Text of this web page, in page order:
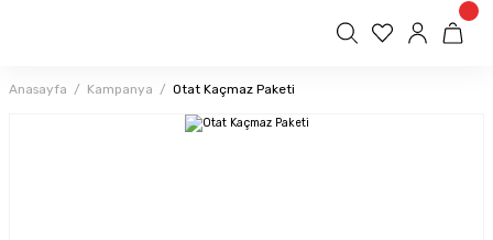
Anasayfa Kampanya Otat Kaçmaz Paketi